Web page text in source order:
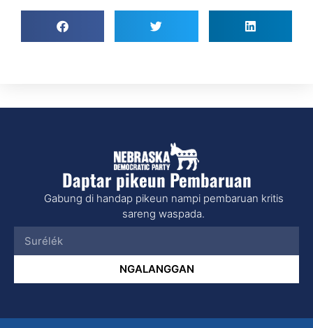
Daptar pikeun Pembaruan
Gabung di handap pikeun nampi pembaruan kritis
sareng waspada.
NGALANGGAN